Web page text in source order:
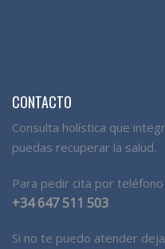
CONTACTO
Consulta holística que
puedas recuperar la salud.
Para pedir cita por teléfono
+34 647 511 503
Si no te puedo atender